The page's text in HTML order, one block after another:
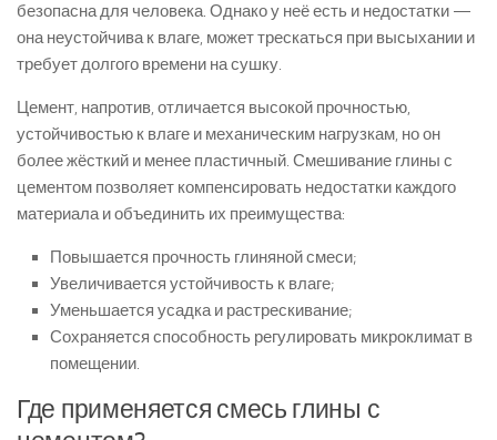
безопасна для человека. Однако у неё есть и недостатки —
она неустойчива к влаге, может трескаться при высыхании и
требует долгого времени на сушку.
Цемент, напротив, отличается высокой прочностью,
устойчивостью к влаге и механическим нагрузкам, но он
более жёсткий и менее пластичный. Смешивание глины с
цементом позволяет компенсировать недостатки каждого
материала и объединить их преимущества:
Повышается прочность глиняной смеси;
Увеличивается устойчивость к влаге;
Уменьшается усадка и растрескивание;
Сохраняется способность регулировать микроклимат в
помещении.
Где применяется смесь глины с